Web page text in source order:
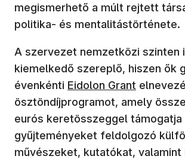
megismerhető a múlt rejtett
politika- és mentalitástörténete.
A szervezet nemzetközi szinten
kiemelkedő szereplő, hiszen ők
évenkénti Eidolon Grant
ösztöndíjprogramot, amely
eurós keretösszeggel
gyűjteményeket feldolgozó
művészeket, kutatókat, valamint